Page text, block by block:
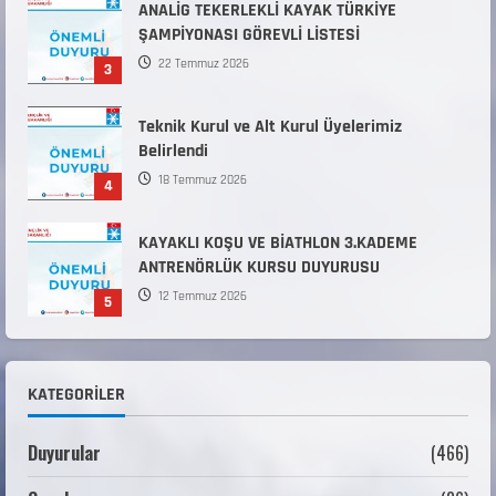
4
Teknik Kurul ve Alt Kurul Üyelerimiz
Belirlendi
18 Temmuz 2026
5
KAYAKLI KOŞU VE BİATHLON 3.KADEME
ANTRENÖRLÜK KURSU DUYURUSU
12 Temmuz 2026
1
Millî Savunma Bakanlığı Kara, Deniz ve Hava
Kuvvetleri Komutanlıklarına 2026 Yılı (2026-
2 Dönem) Sporcu Branşı Sözleşmeli Er
Temini Başvuruları Başlamıştır.
31 Temmuz 2026
2
ANALİG TEKERLEKLİ KAYAK TÜRKİYE
22 Temmuz 2026
ANALİG TEKERLEKLİ KAYAK TÜRKİYE
KATEGORILER
Duyurular
(466)